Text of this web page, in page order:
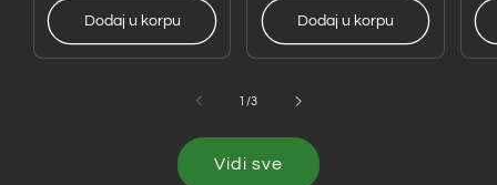
Dodaj u korpu Dodaj u korpu
1 /od
3
Vidi sve